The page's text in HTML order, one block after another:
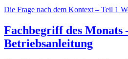
Die Frage nach dem Kontext – Teil 1
Fachbegriff des Monats
Betriebsanleitung